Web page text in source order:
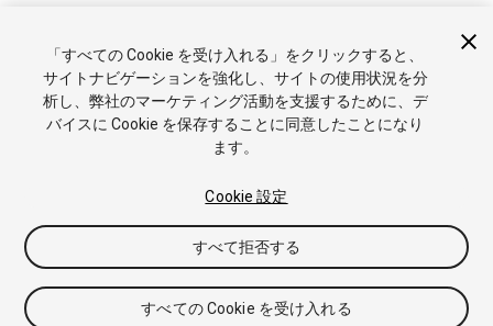
Copyright © 2023 Unity Technologies. Publication 2023.2
チュートリアル
Answers ナレッジベース フォーラム
ットストア
商標と利用規約 法律関連
プライバシーポリシー
私の個人情報を販売または共有しない
「すべての Cookie を受け入れる」をクリックすると、
サイトナビゲーションを強化し、サイトの使用状況を分
析し、弊社のマーケティング活動を支援するために、デ
バイスに Cookie を保存することに同意したことになり
ます。
Cookie 設定
すべて拒否する
すべての Cookie を受け入れる